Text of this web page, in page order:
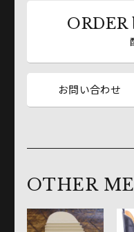
お問い合わせ
OTHER